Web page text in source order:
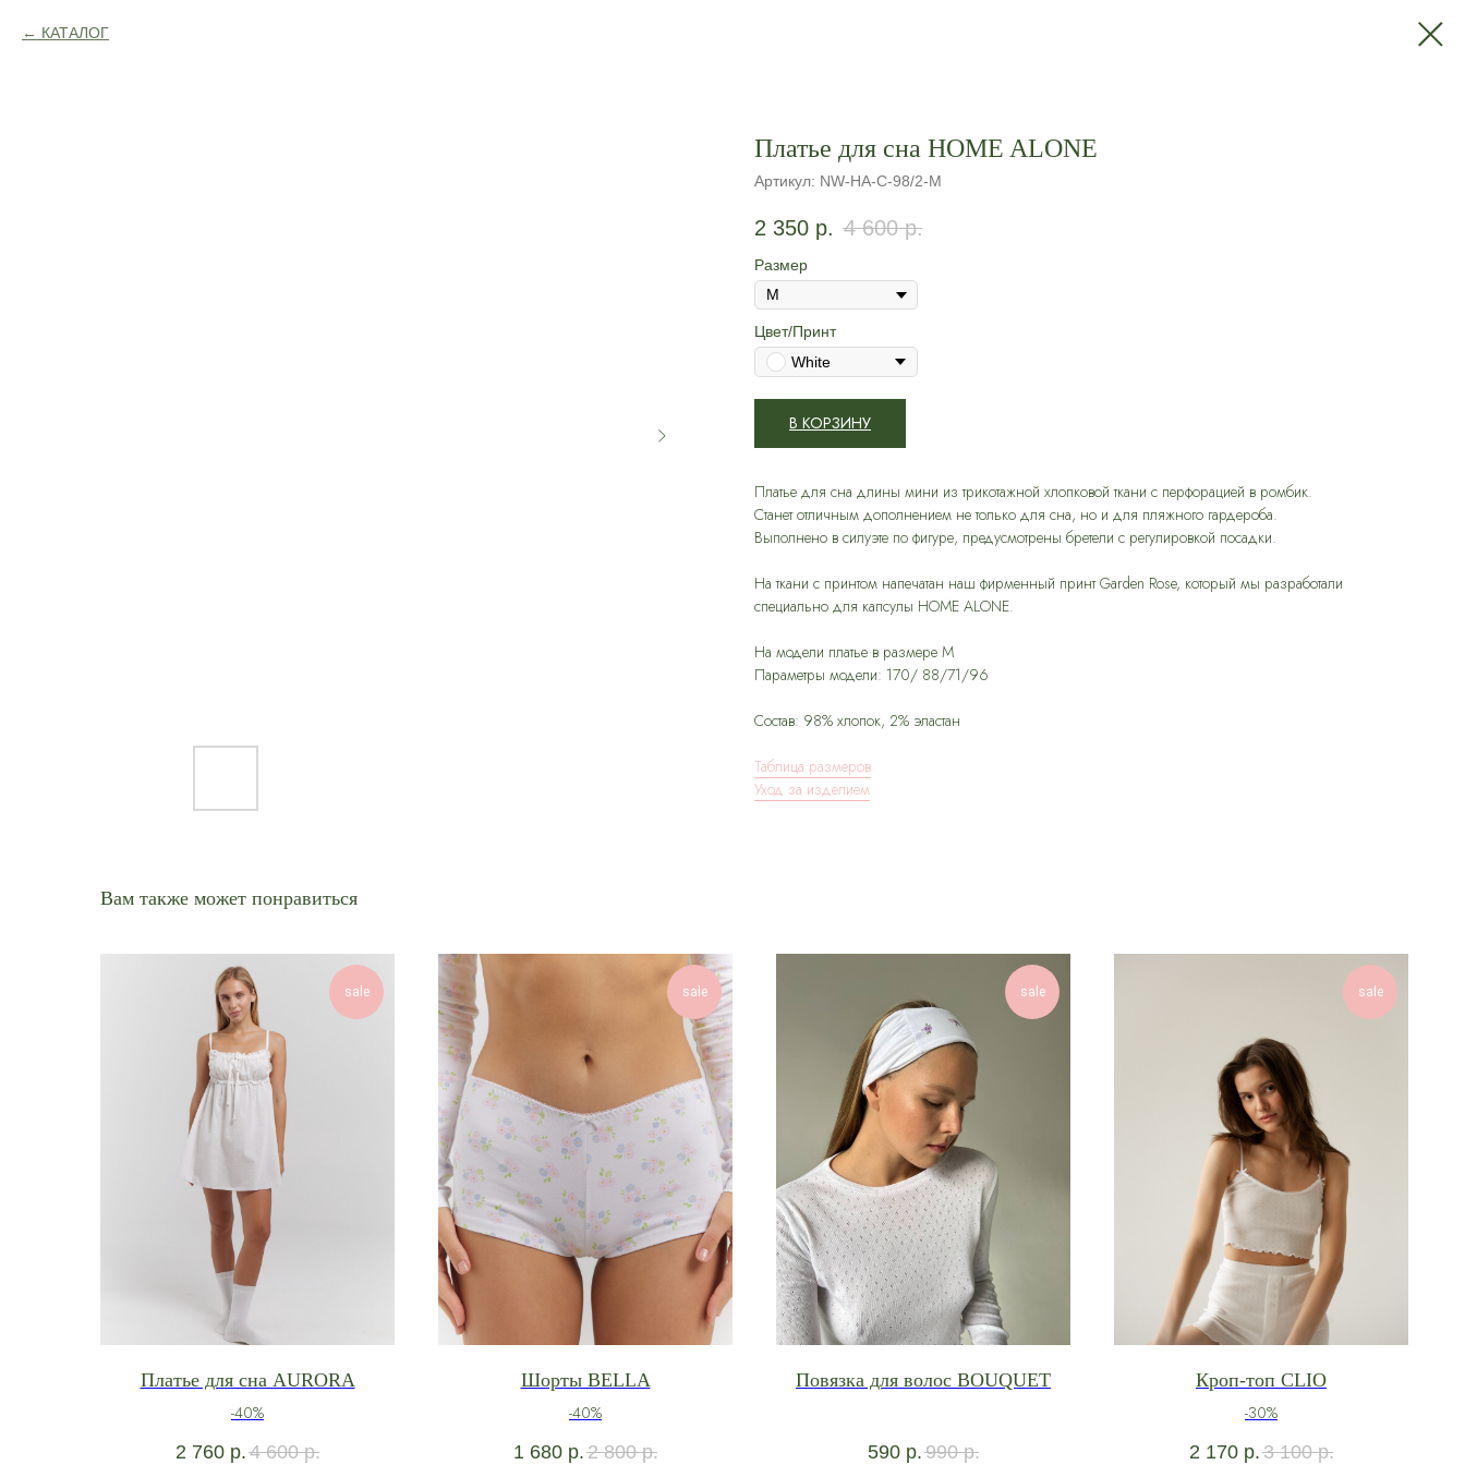
КАТАЛОГ
Платье для сна HOME ALONE
Артикул: NW-HA-C-98/2-M
2 350 р. 4 600 р.
Размер
Цвет/Принт
White
В КОРЗИНУ
Платье для сна длины мини из трикотажной хлопковой ткани с перфорацией в ромбик.
Станет отличным дополнением не только для сна, но и для пляжного гардероба.
Выполнено в силуэте по фигуре, предусмотрены бретели с регулировкой посадки.
На ткани с принтом напечатан наш фирменный принт Garden Rose, который мы разработали
специально для капсулы HOME ALONE.
На модели платье в размере M
Параметры модели: 170/ 88/71/96
Состав: 98% хлопок, 2% эластан
Таблица размеров
Уход за изделием
Вам также может понравиться
sale
Платье для сна AURORA
-40%
2 760 р.4 600 р.
sale
Шорты BELLA
-40%
1 680 р.2 800 р.
sale
Повязка для волос BOUQUET
590 р.990 р.
sale
Кроп-топ CLIO
-30%
2 170 р.3 100 р.